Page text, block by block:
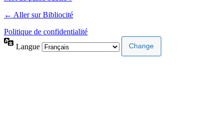
← Aller sur Bibliocité
Politique de confidentialité
Langue